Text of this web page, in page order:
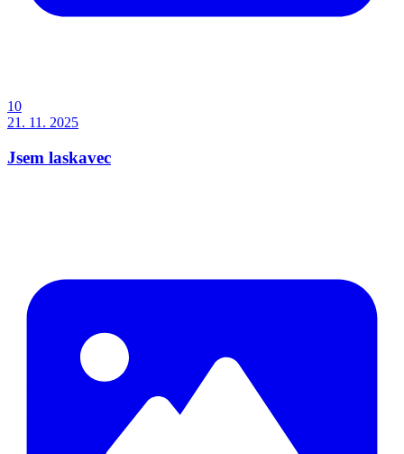
10
21. 11. 2025
Jsem laskavec